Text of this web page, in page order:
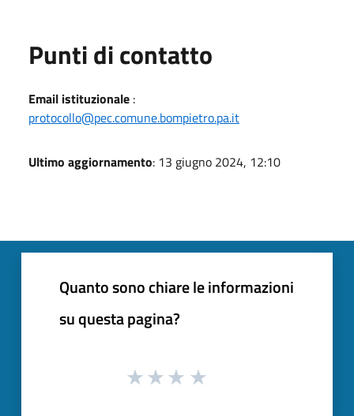
Punti di contatto
Email istituzionale :
protocollo@pec.comune.bompietro.pa.it
Ultimo aggiornamento: 13 giugno 2024, 12:10
Quanto sono chiare le informazioni
su questa pagina?